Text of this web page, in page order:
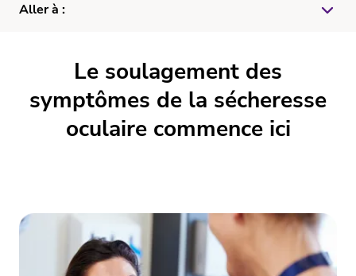
Aller à :
Considérations particulières
Traitement
Post-traitement
Le soulagement des
symptômes de la sécheresse
oculaire commence ici